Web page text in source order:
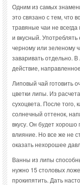
Одним из самых
это связано с тем, что
травяные чаи не
и вкусный.
черному или зеленому
заваривать отдельно.
действие,
Липовый чай готовить
цветки липы. Из
сухоцвета. После того,
солнечный оттенок,
вкусу. Он будет
влияние. Но все же не
оказать нехорошее
Ванны из липы
нужно 15 столовых
прокипятить. Дать